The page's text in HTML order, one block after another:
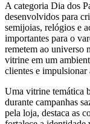
A categoria Dia dos
desenvolvidos para
semijoias, relógios e
importantes para o
remetem ao universo
vitrine em um
clientes e impulsionar
Uma vitrine temática
durante campanhas
pela loja, destaca as